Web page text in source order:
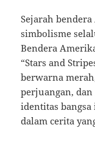
Sejarah
simbolisme
Bendera
“Stars and
berwarna
perjuangan,
identitas
dalam cerita